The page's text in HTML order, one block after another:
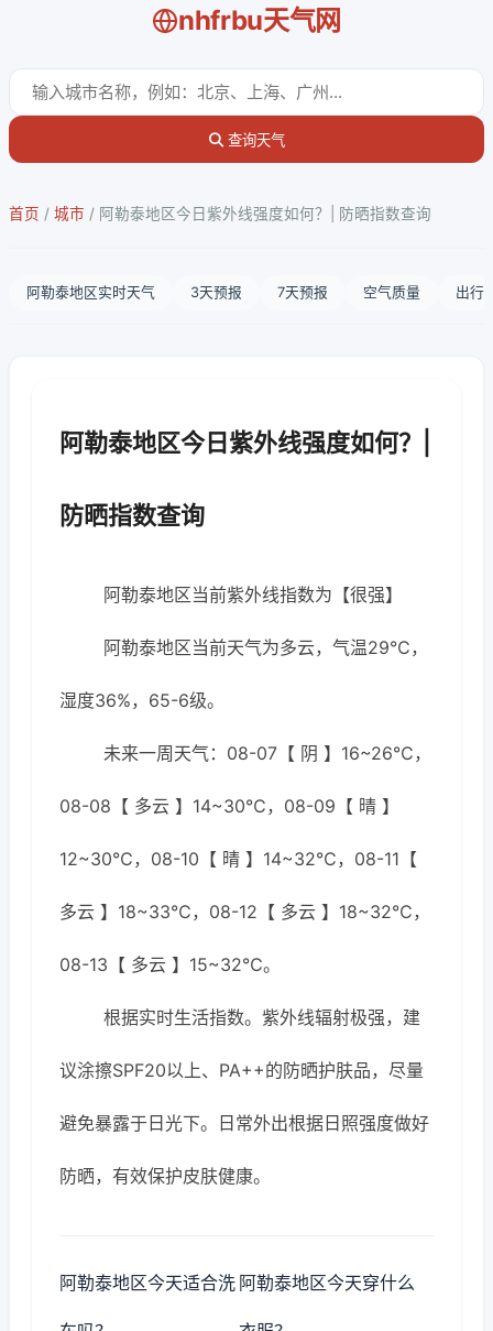
nhfrbu天气网
查询天气
首页 / 城市 / 阿勒泰地区今日紫外线强度如何？| 防晒指数查询
阿勒泰地区实时天气 3天预报 7天预报 空气质量 出行
阿勒泰地区今日紫外线强度如何？|
防晒指数查询
阿勒泰地区当前紫外线指数为【很强】
阿勒泰地区当前天气为多云，气温29℃，
湿度36%，65-6级。
未来一周天气：08-07【 阴 】16~26℃，
08-08【 多云 】14~30℃，08-09【 晴 】
12~30℃，08-10【 晴 】14~32℃，08-11【
多云 】18~33℃，08-12【 多云 】18~32℃，
08-13【 多云 】15~32℃。
根据实时生活指数。紫外线辐射极强，建
议涂擦SPF20以上、PA++的防晒护肤品，尽量
避免暴露于日光下。日常外出根据日照强度做好
防晒，有效保护皮肤健康。
阿勒泰地区今天适合洗 阿勒泰地区今天穿什么